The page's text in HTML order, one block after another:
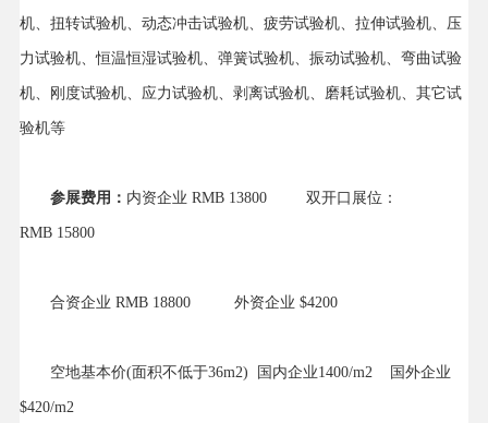
机、扭转试验机、动态冲击试验机、疲劳试验机、拉伸试验机、压
力试验机、恒温恒湿试验机、弹簧试验机、振动试验机、弯曲试验
机、刚度试验机、应力试验机、剥离试验机、磨耗试验机、其它试
验机等
参展费用： 内资企业 RMB 13800 双开口展位：
RMB 15800
合资企业 RMB 18800 外资企业 $4200
空地基本价(面积不低于36m2) 国内企业1400/m2 国外企业
$420/m2